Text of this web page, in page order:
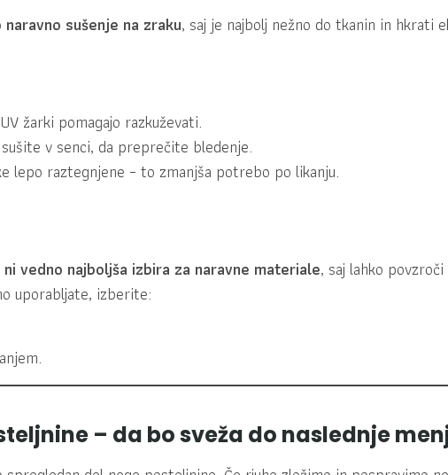
naravno sušenje na zraku, saj je najbolj nežno do tkanin in hkrati
žarki pomagajo razkuževati.
v senci, da preprečite bledenje.
lepo raztegnjene – to zmanjša potrebo po likanju.
vedno najboljša izbira za naravne materiale, saj lahko
uporabljate, izberite:
– da bo sveža do naslednje